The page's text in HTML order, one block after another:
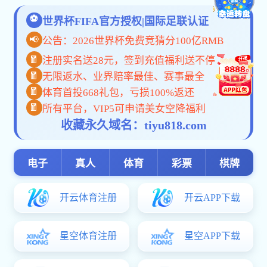
联系我们
地址：石家庄市鹿泉区卧龙路99号
82286661(卧龙招办) 82286662（卧龙招办）
地址：石家庄
传真：0311-